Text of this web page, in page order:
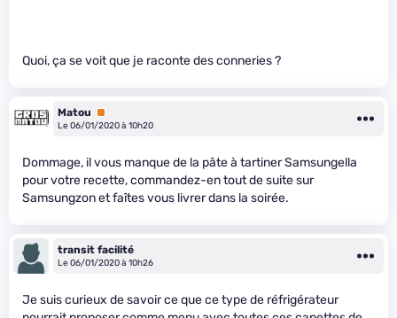
Quoi, ça se voit que je raconte des conneries ?
Matou
Premium
Le 06/01/2020 à 10h20
Dommage, il vous manque de la pâte à tartiner Samsungella
pour votre recette, commandez-en tout de suite sur
Samsungzon et faîtes vous livrer dans la soirée.
transit facilité
Le 06/01/2020 à 10h26
Je suis curieux de savoir ce que ce type de réfrigérateur